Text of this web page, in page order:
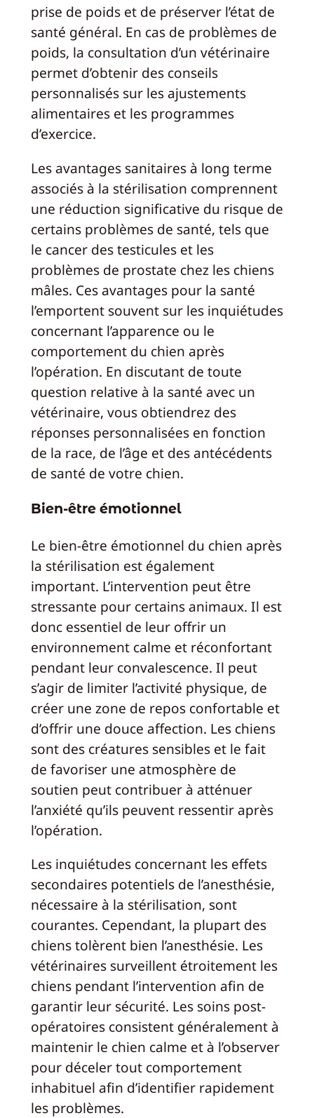
prise de poids et de préserver l’état de
santé général. En cas de problèmes de
poids, la consultation d’un vétérinaire
permet d’obtenir des conseils
personnalisés sur les ajustements
alimentaires et les programmes
d’exercice.
Les avantages sanitaires à long terme
associés à la stérilisation comprennent
une réduction significative du risque de
certains problèmes de santé, tels que
le cancer des testicules et les
problèmes de prostate chez les chiens
mâles. Ces avantages pour la santé
l’emportent souvent sur les inquiétudes
concernant l’apparence ou le
comportement du chien après
l’opération. En discutant de toute
question relative à la santé avec un
vétérinaire, vous obtiendrez des
réponses personnalisées en fonction
de la race, de l’âge et des antécédents
de santé de votre chien.
Bien-être émotionnel
Le bien-être émotionnel du chien après
la stérilisation est également
important. L’intervention peut être
stressante pour certains animaux. Il est
donc essentiel de leur offrir un
environnement calme et réconfortant
pendant leur convalescence. Il peut
s’agir de limiter l’activité physique, de
créer une zone de repos confortable et
d’offrir une douce affection. Les chiens
sont des créatures sensibles et le fait
de favoriser une atmosphère de
soutien peut contribuer à atténuer
l’anxiété qu’ils peuvent ressentir après
l’opération.
Les inquiétudes concernant les effets
secondaires potentiels de l’anesthésie,
nécessaire à la stérilisation, sont
courantes. Cependant, la plupart des
chiens tolèrent bien l’anesthésie. Les
vétérinaires surveillent étroitement les
chiens pendant l’intervention afin de
garantir leur sécurité. Les soins post-
opératoires consistent généralement à
maintenir le chien calme et à l’observer
pour déceler tout comportement
inhabituel afin d’identifier rapidement
les problèmes.